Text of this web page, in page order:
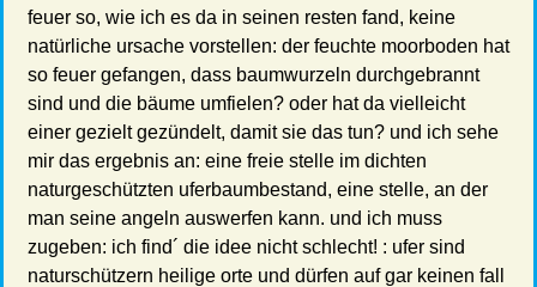
feuer so, wie ich es da in seinen resten fand, keine
natürliche ursache vorstellen: der feuchte moorboden hat
so feuer gefangen, dass baumwurzeln durchgebrannt
sind und die bäume umfielen? oder hat da vielleicht
einer gezielt gezündelt, damit sie das tun? und ich sehe
mir das ergebnis an: eine freie stelle im dichten
naturgeschützten uferbaumbestand, eine stelle, an der
man seine angeln auswerfen kann. und ich muss
zugeben: ich find´ die idee nicht schlecht! : ufer sind
naturschützern heilige orte und dürfen auf gar keinen fall